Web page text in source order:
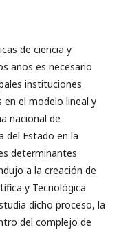
de ciencia y
años es necesario
instituciones
en el modelo lineal y
nacional de
del Estado en la
determinantes
a la creación de
y Tecnológica
dicho proceso, la
del complejo de